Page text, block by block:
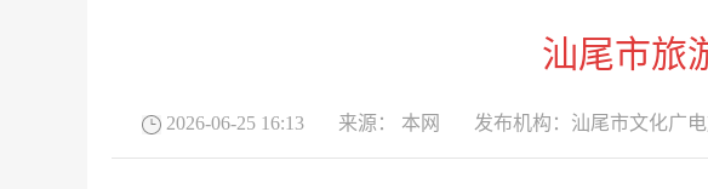
汕尾市旅
2026-06-25 16:13 来源： 本网 发布机构： 汕尾市文化广